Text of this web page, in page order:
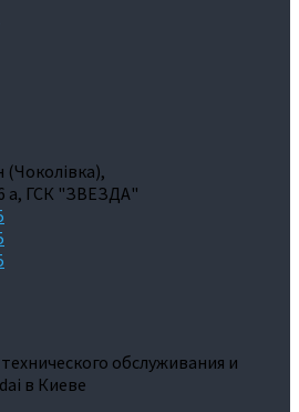
а, ГСК "ЗВЕЗДА"
обслуживания и
в Киеве